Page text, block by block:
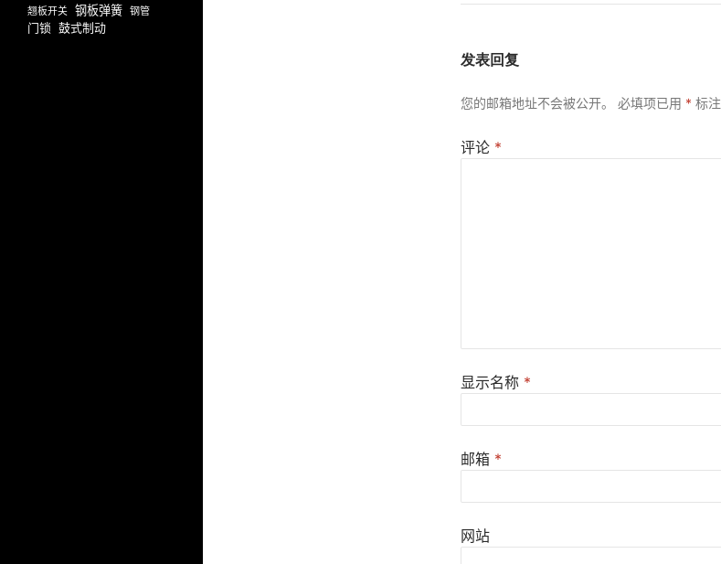
发表回复
您的邮箱地址不会被公开。 必填项已用 * 标注
评论 *
显示名称 *
邮箱 *
网站
翘板开关 钢板弹簧 钢管
门锁 鼓式制动